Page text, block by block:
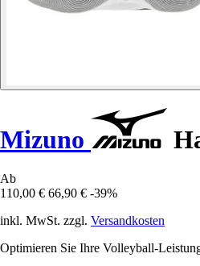
Mizuno
Ab
110,00 € 66,90 € -39%
inkl. MwSt. zzgl. Versandkosten
Optimieren Sie Ihre Volleyball-